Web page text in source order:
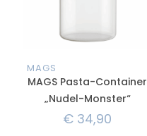
MAGS
MAGS Pasta-Container
„Nudel-Monster“
€ 34,90